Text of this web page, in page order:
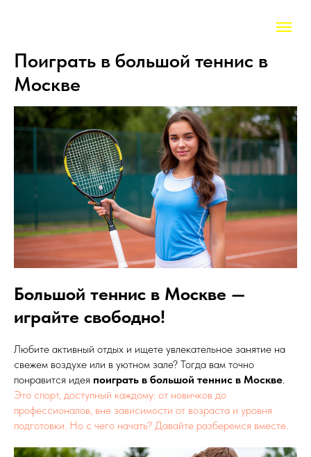
Поиграть в большой теннис в
Москве
Большой теннис в Москве —
играйте свободно!
Любите активный отдых и ищете увлекательное занятие на
свежем воздухе или в уютном зале? Тогда вам точно
понравится идея поиграть в большой теннис в Москве.
Это спорт, доступный каждому: от новичков до
профессионалов, вне зависимости от возраста и уровня
подготовки. Но с чего начать? Давайте разберемся вместе.